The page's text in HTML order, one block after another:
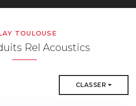
TOULOUSE
Rel Acoustics
CLASSER